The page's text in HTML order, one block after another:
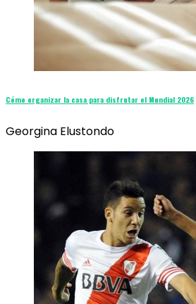
Cómo organizar la casa para disfrutar el Mundial 2026
Georgina Elustondo